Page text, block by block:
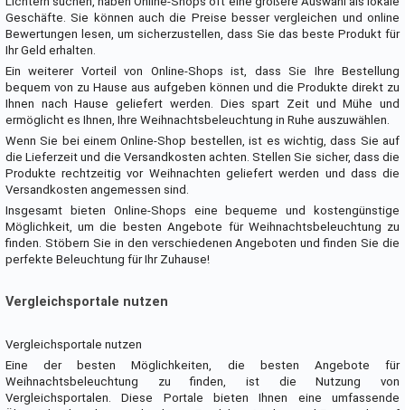
Geschäfte. Sie können auch die Preise besser vergleichen und online
Bewertungen lesen, um sicherzustellen, dass Sie das beste Produkt für
Ihr Geld erhalten.
Ein weiterer Vorteil von Online-Shops ist, dass Sie Ihre Bestellung
bequem von zu Hause aus aufgeben können und die Produkte direkt zu
Ihnen nach Hause geliefert werden. Dies spart Zeit und Mühe und
ermöglicht es Ihnen, Ihre Weihnachtsbeleuchtung in Ruhe auszuwählen.
Wenn Sie bei einem Online-Shop bestellen, ist es wichtig, dass Sie auf
die Lieferzeit und die Versandkosten achten. Stellen Sie sicher, dass die
Produkte rechtzeitig vor Weihnachten geliefert werden und dass die
Versandkosten angemessen sind.
Insgesamt bieten Online-Shops eine bequeme und kostengünstige
Möglichkeit, um die besten Angebote für Weihnachtsbeleuchtung zu
finden. Stöbern Sie in den verschiedenen Angeboten und finden Sie die
perfekte Beleuchtung für Ihr Zuhause!
Vergleichsportale nutzen
Vergleichsportale nutzen
Eine der besten Möglichkeiten, die besten Angebote für
Weihnachtsbeleuchtung zu finden, ist die Nutzung von
Vergleichsportalen. Diese Portale bieten Ihnen eine umfassende